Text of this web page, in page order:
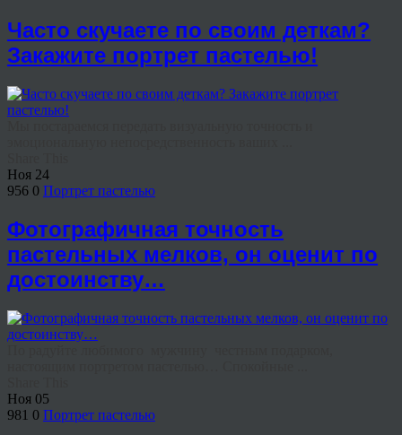
Часто скучаете по своим деткам?
Закажите портрет пастелью!
Ноя 24
956 0 Портрет пастелью
Фотографичная точность
пастельных мелков, он оценит по
достоинству…
Ноя 05
981 0 Портрет пастелью